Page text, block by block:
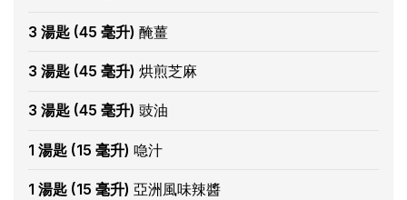
3 湯匙 (45 毫升) 醃薑
3 湯匙 (45 毫升) 烘煎芝麻
3 湯匙 (45 毫升) 豉油
1 湯匙 (15 毫升) 喼汁
1 湯匙 (15 毫升) 亞洲風味辣醬